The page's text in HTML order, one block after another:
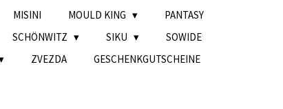
MISINI MOULD KING
PANTASY
SCHÖNWITZ SIKU
SOWIDE
ZVEZDA GESCHENKGUTSCHEINE